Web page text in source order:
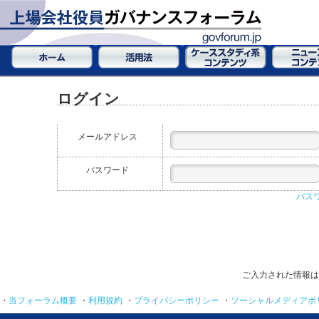
ログイン
メールアドレス
パスワード
パス
ご入力された情報
・ 当フォーラム概要 ・ 利用規約 ・ プライバシーポリシー ・ ソーシャルメディアポ